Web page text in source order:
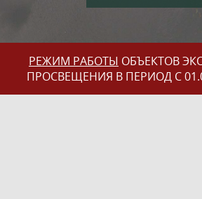
РЕЖИМ РАБОТЫ ОБЪЕКТОВ
ПРОСВЕЩЕНИЯ В ПЕРИОД С